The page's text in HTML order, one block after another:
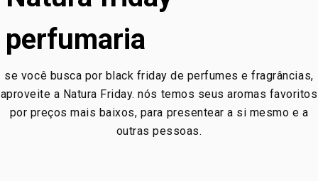
perfumaria
se você busca por black friday de perfumes e fragrâncias,
aproveite a Natura Friday. nós temos seus aromas favoritos
por preços mais baixos, para presentear a si mesmo e a
outras pessoas.